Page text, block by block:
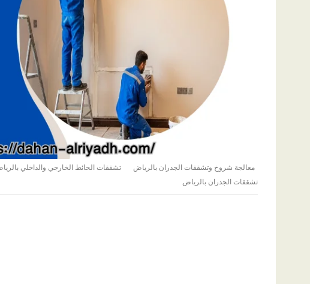
معالجة شروخ وتشققات الجدران بالرياض تشققات الحائط الخارجي والداخلي
تشققات الجدران بالرياض